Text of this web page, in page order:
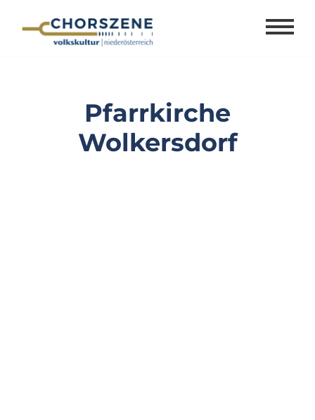
Pfarrkirche
Wolkersdorf